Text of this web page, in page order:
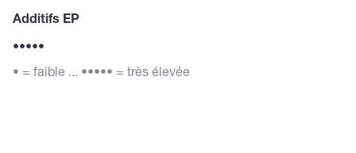
Additifs EP
•••••
• = faible ... ••••• = très élevée